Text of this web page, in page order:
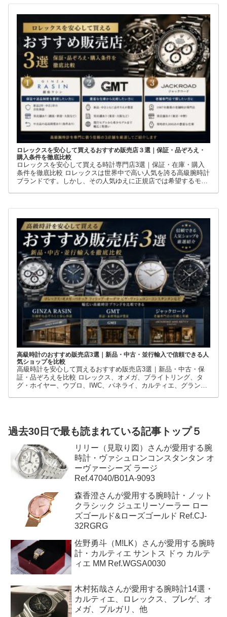
ロレックスを安心して買えるおすすめ販売店３選｜保証・品ぞろえ・
購入条件を徹底比較
ロレックスを安心して買える時計専門店3選｜保証・在庫・購入
条件を徹底比較 ロレックスは世界中で高い人気を誇る高級腕時計
ブランドです。しかし、その人気ゆえに正規店では希望するモデ
高級時計のおすすめ販売店3選｜新品・中古・並行輸入で信頼できる人
気ショップを比較
高級時計を安心して買えるおすすめ販売店3選｜新品・中古・保
証・品ぞろえを比較 ロレックス、オメガ、ブライトリング、タ
グ・ホイヤー、ウブロ、IWC、パネライ、カルティエ、グランド
過去30日で最も読まれている記事トップ５
リリー（見取り図）さんが愛用する腕
時計・ヴァシュロンコンスタンタン オ
ーヴァーシーズ ラージ
Ref.47040/B01A-9093
森香澄さんが愛用する腕時計・ノット
クラシック ジュエリーソーラー ロー
ズゴールド&ローズゴールド Ref.CJ-
32RGRG
佐野勇斗（M!LK）さんが愛用する腕時
計・カルティエ サントス ドゥ カルテ
ィエ MM Ref.WGSA0030
木村拓哉さんが愛用する腕時計14選・
カルティエ、ロレックス、ブレゲ、オ
メガ、ブルガリ、他